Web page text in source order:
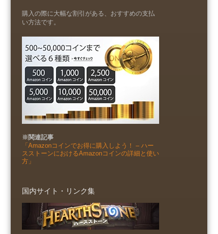
購入の際に大幅な割引がある、おすすめの支払
い方法です。
※関連記事
「Amazonコインでお得に購入しよう！ – ハー
スストーンにおけるAmazonコインの詳細と使い
方」
国内サイト・リンク集